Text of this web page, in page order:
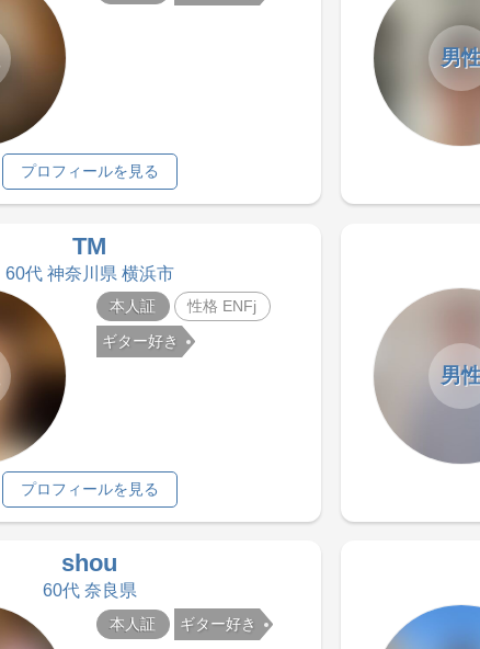
プロフィールを見る
男
TM
60代 神奈川県 横浜市
本人証
性格 ENFj
ギター好き
プロフィールを見る
男
shou
60代 奈良県
本人証 ギター好き